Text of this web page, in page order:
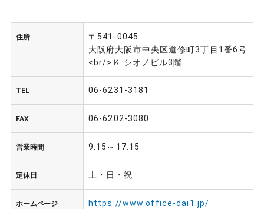
住所
〒541-0045
大阪府大阪市中央区道修町3丁目1番6号
<br/>Ｋ.シオノビル3階
TEL 06-6231-3181
FAX 06-6202-3080
営業時間 9:15～17:15
定休日 土・日・祝
ホームページ https://www.office-dai1.jp/